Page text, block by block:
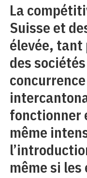
La
Suisse et
élevée, tant
des
fonctionner
même
même si